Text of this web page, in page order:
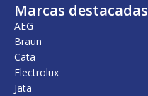
Marcas destacadas
AEG
Braun
Cata
Electrolux
Jata